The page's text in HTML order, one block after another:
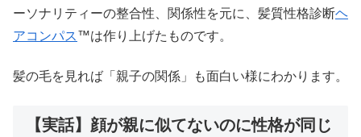
ーソナリティーの整合性、関係性を元に、髪質性格診断ヘ
アコンパス™️は作り上げたものです。
髪の毛を見れば「親子の関係」も面白い様にわかります。
【実話】顔が親に似てないのに性格が同じ